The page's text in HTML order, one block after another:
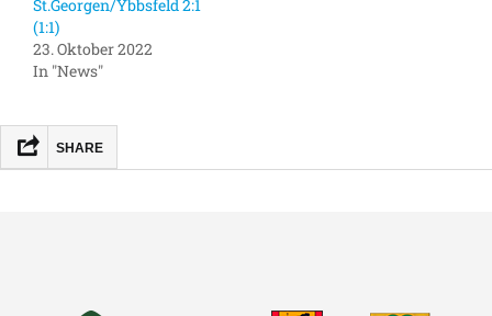
St.Georgen/Ybbsfeld 2:1
(1:1)
23. Oktober 2022
In "News"
SHARE